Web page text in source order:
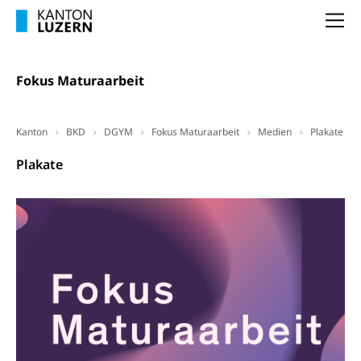
Fokus Maturaarbeit
Kanton BKD DGYM Fokus Maturaarbeit Medien Plakate
Plakate